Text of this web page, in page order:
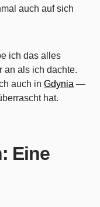
auch auf sich
ich das alles
an als ich dachte.
auch in Gdynia —
hat.
Eine